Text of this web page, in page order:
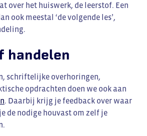
over het huiswerk, de leerstof. Een
ook meestal ‘de volgende les’,
handelen
schriftelijke overhoringen,
opdrachten doen we ook aan
. Daarbij krijg je feedback over waar
de nodige houvast om zelf je